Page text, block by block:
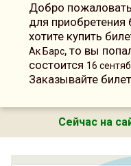
Добро
для приобретения
хотите купить
Ак Барс, то вы
состоится 16
Заказывайте
Сейчас на